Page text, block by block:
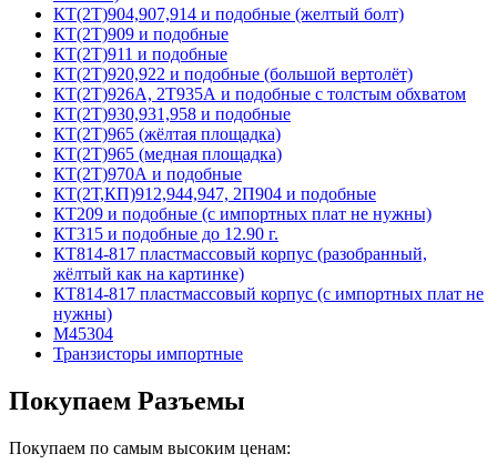
КТ(2Т)904,907,914 и подобные (желтый болт)
КТ(2Т)909 и подобные
КТ(2Т)911 и подобные
КТ(2Т)920,922 и подобные (большой вертолёт)
КТ(2Т)926А, 2Т935А и подобные с толстым обхватом
КТ(2Т)930,931,958 и подобные
КТ(2Т)965 (жёлтая площадка)
КТ(2Т)965 (медная площадка)
КТ(2Т)970А и подобные
КТ(2Т,КП)912,944,947, 2П904 и подобные
КТ209 и подобные (с импортных плат не нужны)
КТ315 и подобные до 12.90 г.
КТ814-817 пластмассовый корпус (разобранный,
жёлтый как на картинке)
КТ814-817 пластмассовый корпус (с импортных плат не
нужны)
М45304
Транзисторы импортные
Покупаем Разъемы
Покупаем по самым высоким ценам: